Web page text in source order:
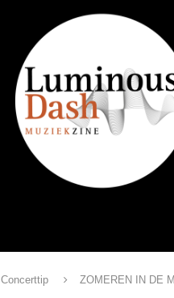
Concerttip ZOMEREN IN DE